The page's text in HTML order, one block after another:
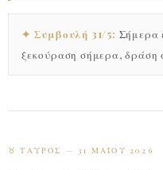
✦ Συμβουλή 31/5: Σήμερα
ξεκούραση σήμερα, δράση
♉ ΤΑΎΡΟΣ — 31 ΜΑΪ́ΟΥ 2026